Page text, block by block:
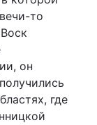
то
он
где